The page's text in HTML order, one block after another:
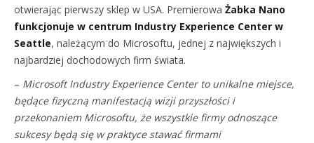
otwierając pierwszy sklep w USA. Premierowa Żabka Nano
funkcjonuje w centrum Industry Experience Center w
Seattle, należącym do Microsoftu, jednej z największych i
najbardziej dochodowych firm świata.
– Microsoft Industry Experience Center to unikalne miejsce,
będące fizyczną manifestacją wizji przyszłości i
przekonaniem Microsoftu, że wszystkie firmy odnoszące
sukcesy będą się w praktyce stawać firmami